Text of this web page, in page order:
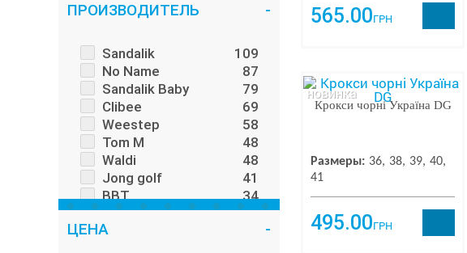
ПРОИЗВОДИТЕЛЬ
Sandalik
109
No Name
87
Sandalik Baby
79
Clibee
69
Weestep
58
Tom M
48
Waldi
48
Jong golf
41
BBT
34
Minissa
31
Сказка
ЦЕНА
565.00ГРН
Крокси чорні Україна DG
Размеры: 36 38 39 40
41
495.00ГРН
новинка